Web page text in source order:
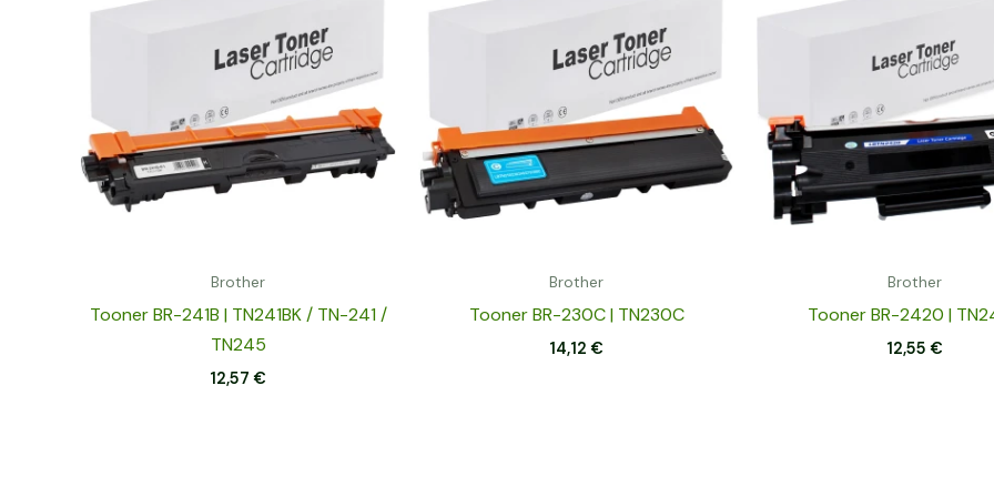
Brother
Tooner BR-241B | TN241BK / TN-241 /
TN245
12,57€
Brother
Tooner BR-230C | TN230C
14,12€
Brother
Tooner BR-2420 |
12,55€